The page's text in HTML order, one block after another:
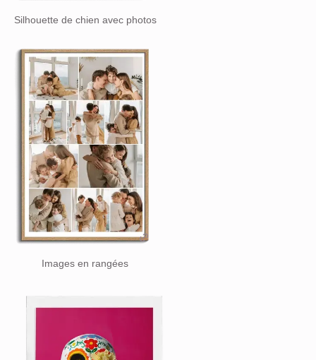
Silhouette de chien avec photos
Images en rangées